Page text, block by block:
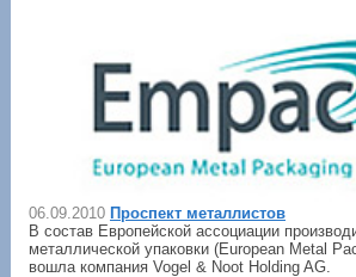
06.09.2010 Проспект металлистов
В состав Европейской ассоциации
металлической упаковки (European Metal
вошла компания Vogel & Noot Holding AG.